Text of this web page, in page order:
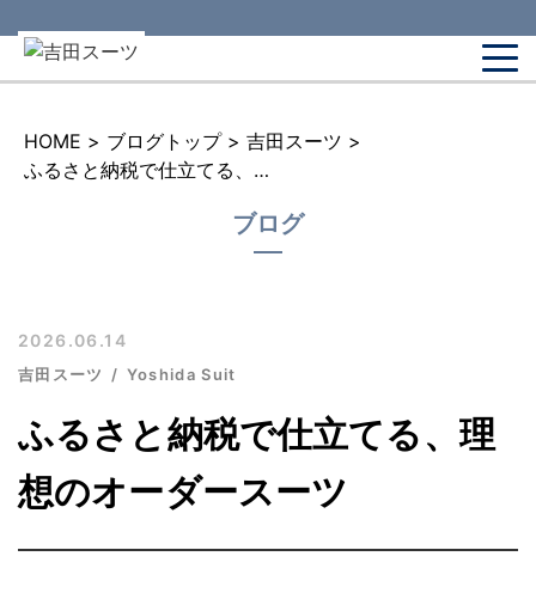
HOME > ブログトップ > 吉田スーツ >
ふるさと納税で仕立てる、理想のオーダースーツ
ブログ
2026.06.14
吉田スーツ Yoshida Suit
ふるさと納税で仕立てる、理
想のオーダースーツ